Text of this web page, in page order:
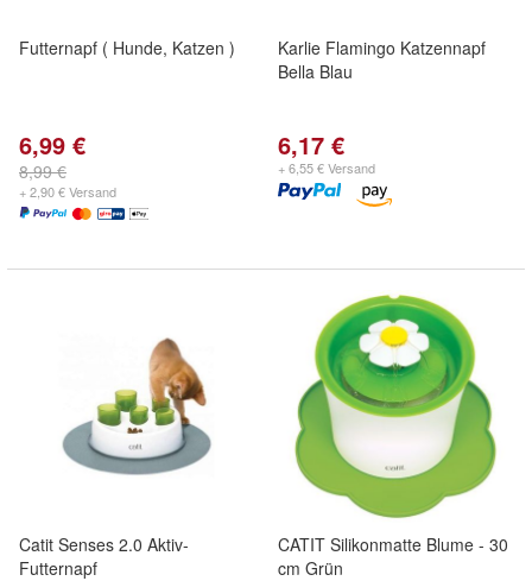
Futternapf ( Hunde, Katzen )
6,99 €
8,99 €
+ 2,90 € Versand
Karlie Flamingo Katzennapf
Bella Blau
6,17 €
+ 6,55 € Versand
Catit Senses 2.0 Aktiv-
Futternapf
CATIT Silikonmatte Blume - 30
cm Grün